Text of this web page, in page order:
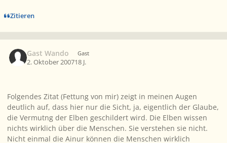
Zitieren
Gast Wando Gast
2. Oktober 200718 J.
Folgendes Zitat (Fettung von mir) zeigt in meinen Augen
deutlich auf, dass hier nur die Sicht, ja, eigentlich der Glaube,
die Vermutng der Elben geschildert wird. Die Elben wissen
nichts wirklich über die Menschen. Sie verstehen sie nicht.
Nicht einmal die Ainur können die Menschen wirklich